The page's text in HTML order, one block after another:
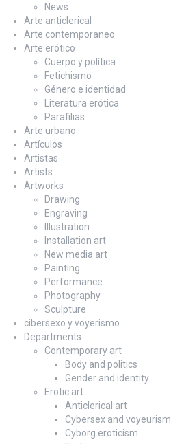
News
Arte anticlerical
Arte contemporaneo
Arte erótico
Cuerpo y política
Fetichismo
Género e identidad
Literatura erótica
Parafilias
Arte urbano
Artículos
Artistas
Artists
Artworks
Drawing
Engraving
Illustration
Installation art
New media art
Painting
Performance
Photography
Sculpture
cibersexo y voyerismo
Departments
Contemporary art
Body and politics
Gender and identity
Erotic art
Anticlerical art
Cybersex and voyeurism
Cyborg eroticism